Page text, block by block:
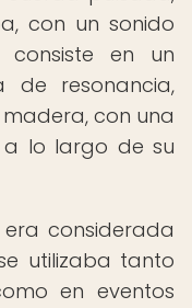
con un sonido
en un
resonancia,
con una
a lo largo de su
considerada
utilizaba tanto
en eventos